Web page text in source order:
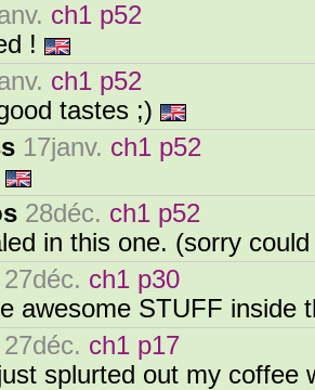
ch1 p52
!
ch1 p52
tastes ;)
17janv. ch1 p52
28déc. ch1 p52
in this one. (sorry
27déc. ch1 p30
awesome STUFF inside
27déc. ch1 p17
splurted out my